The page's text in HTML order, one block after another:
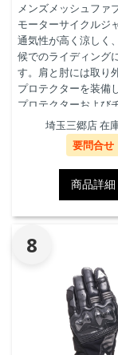
メンズメッシュファ
モーターサイクルジ
通気性が高く涼しく
候でのライディング
す。肩と肘には取り
プロテクターを装備
プロテクターおよび
ロテクターにも対応
埼玉三郷店 在
要問合せ
商品詳細
8